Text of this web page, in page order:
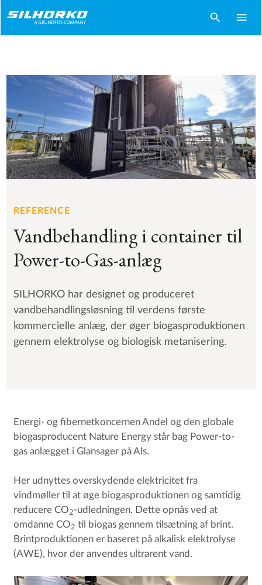
search menu
REFERENCE
Vandbehandling i container til
Power-to-Gas-anlæg
SILHORKO har designet og produceret
vandbehandlingsløsning til verdens første
kommercielle anlæg, der øger biogasproduktionen
gennem elektrolyse og biologisk metanisering.
Energi- og fibernetkoncernen Andel og den globale
biogasproducent Nature Energy står bag Power-to-
gas anlægget i Glansager på Als.
Her udnyttes overskydende elektricitet fra
vindmøller til at øge biogasproduktionen og samtidig
reducere CO2-udledningen. Dette opnås ved at
omdanne CO2 til biogas gennem tilsætning af brint.
Brintproduktionen er baseret på alkalisk elektrolyse
(AWE), hvor der anvendes ultrarent vand.